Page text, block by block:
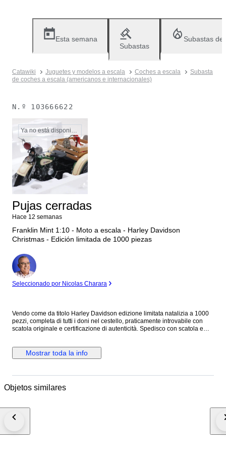
Esta semana
Subastas
Subastas
Catawiki Juguetes y modelos a escala Coches a escala
Subasta
de coches a escala (americanos e internacionales)
N.º 103666622
Ya no está disponible
Pujas cerradas
Hace 12 semanas
Franklin Mint 1:10 - Moto a escala - Harley Davidson
Christmas - Edición limitada de 1000 piezas
Experto
Seleccionado por Nicolas Charara
Vendo come da titolo Harley Davidson edizione limitata natalizia a 1000
pezzi, completa di tutti i doni nel cestello, praticamente introvabile con
scatola originale e certificazione di autenticità. Spedisco con scatola e
Mostrar toda la info
Objetos similares